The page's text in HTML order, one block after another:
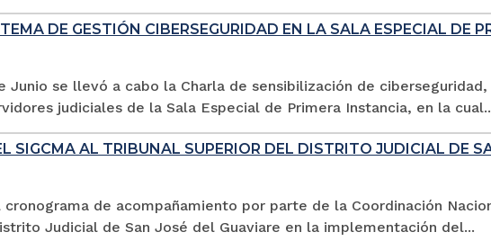
DE GESTIÓN CIBERSEGURIDAD EN LA SALA ESPECIAL DE
Junio se llevó a cabo la Charla de sensibilización de
judiciales de la Sala Especial de Primera Instancia, en la
SIGCMA AL TRIBUNAL SUPERIOR DEL DISTRITO JUDICIAL DE
de acompañamiento por parte de la Coordinación
Judicial de San José del Guaviare en la implementación del...